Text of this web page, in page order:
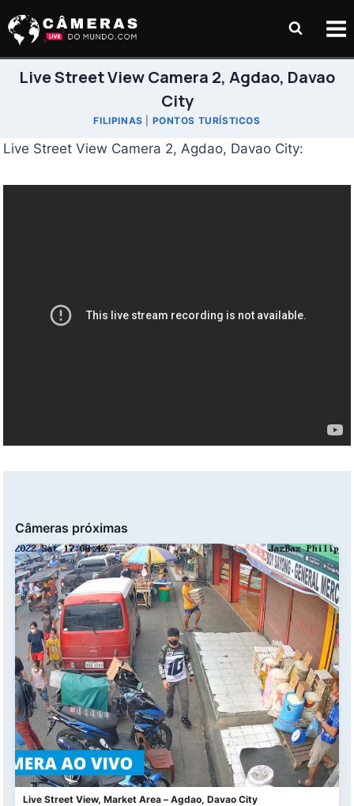
para
Conteúdo
Live Street View Camera 2, Agdao, Davao
City
FILIPINAS PONTOS TURÍSTICOS
Live Street View Camera 2, Agdao, Davao City:
Câmeras próximas
Live Street View, Market Area – Agdao, Davao City